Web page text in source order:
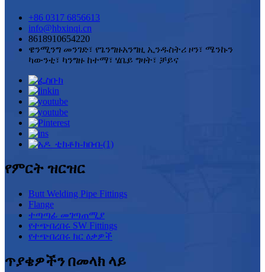
+86 0317 6856613
info@hbxinqi.cn
8618910654220
ዌንሚንግ መንገድ፣ የጌንግዙአንግዚ ኢንዱስትሪ ዞን፣ ሜንኩን
ካውንቲ፣ ካንግዙ ከተማ፣ ሄቤይ ግዛት፣ ቻይና
የምርት ዝርዝር
Butt Welding Pipe Fittings
Flange
ተጣጣፊ መገጣጠሚያ
የተጭበረበሩ SW Fittings
የተጭበረበሩ ክር ዕቃዎች
ጥያቄዎችን በመላክ ላይ